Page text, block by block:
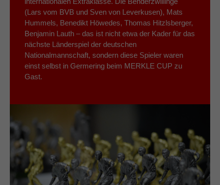
(Lars vom BVB und Sven von Leverkusen), Mats
Hummels, Benedikt Höwedes, Thomas Hitzlsberger,
Benjamin Lauth – das ist nicht etwa der Kader für das
nächste Länderspiel der deutschen
Nationalmannschaft, sondern diese Spieler waren
einst selbst in Germering beim MERKLE CUP zu
Gast.